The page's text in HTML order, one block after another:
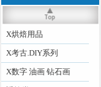
X烘焙用品
X考古.DIY系列
X数字 油画 钻石画